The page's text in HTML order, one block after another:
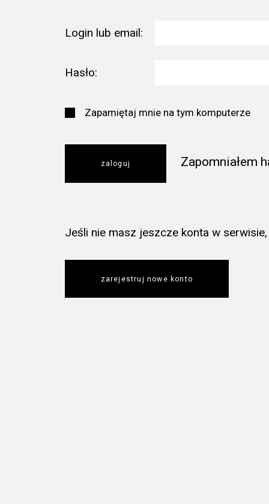
Login lub email:
Hasło:
Zapamiętaj mnie na tym komputerze
Zapomniałem
Jeśli nie masz jeszcze konta w
zarejestruj nowe konto